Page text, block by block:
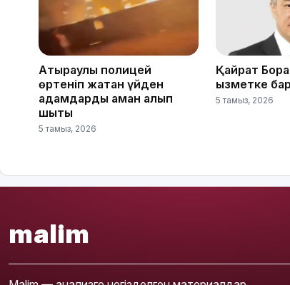
Атыраулық полицей
өртеніп жатқан үйден
адамдарды аман алып
шықты
5 тамыз, 2026
Қайрат
қызметке
5 тамыз, 2026
malim